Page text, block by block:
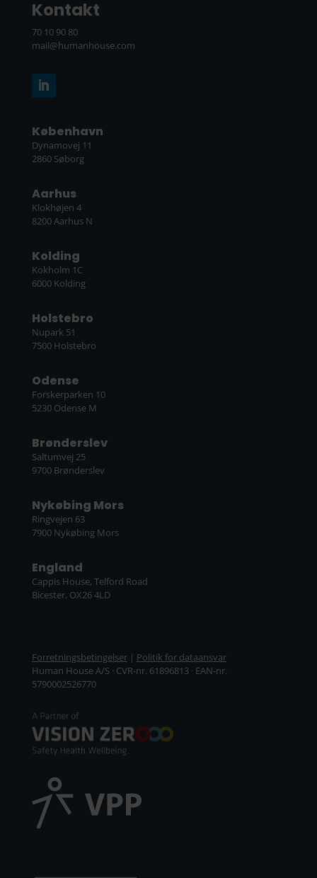
Kontakt
70 10 90 80
mail@humanhouse.com
København
Dynamovej 11
2860 Søborg
Aarhus
Klokhøjen 4
8200 Aarhus N
Kolding
Kokholm 1C
6000 Kolding
Holstebro
Nupark 51
7500 Holstebro
Odense
Forskerparken 10
5230 Odense M
Brønderslev
Saltumvej 25
9700 Brønderslev
Nykøbing Mors
Ringvejen 63
7900 Nykøbing Mors
England
Cappis House, Telford Road
Bicester, OX26 4LD
Forretningsbetingelser| Politik for dataansvar
Human House A/S · CVR-nr. 61896813 · EAN-nr.
5790002526770